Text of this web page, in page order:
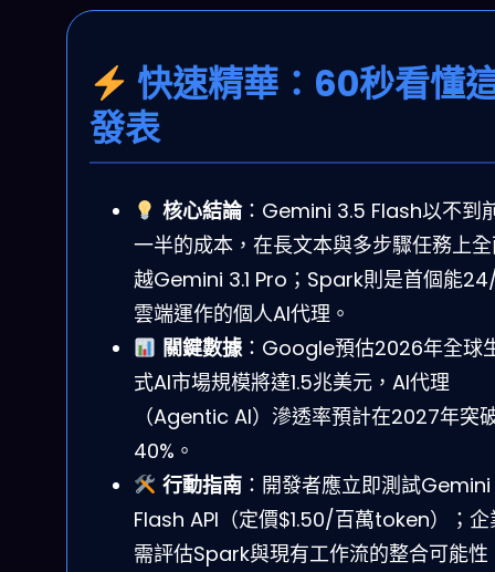
快速精華：60秒看懂
發表
核心結論：Gemini 3.5 Flash以不到
一半的成本，在長文本與多步驟任務上
越Gemini 3.1 Pro；Spark則是首個能
雲端運作的個人AI代理。
關鍵數據：Google預估2026年全球
式AI市場規模將達1.5兆美元，AI代理
（Agentic AI）滲透率預計在2027年突
40%。
行動指南：開發者應立即測試
Flash API（定價$1.50/百萬token）；企
需評估Spark與現有工作流的整合可能性